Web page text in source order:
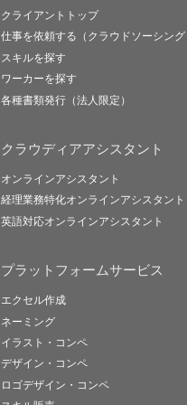
クライアントトップ
仕事を依頼する（クラウドソーシング
スキルを探す
ワーカーを探す
各種書類発行（法人限定）
クラウディアアシスタント
オンラインアシスタント
経理業務特化オンラインアシスタント
英語対応オンラインアシスタント
プラットフォームサービス
エクセル作成
ネーミング
イラスト・コンペ
デザイン・コンペ
ロゴデザイン・コンペ